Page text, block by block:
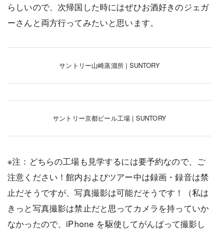
らしいので、次帰国した時にはぜひお酒好きのジェガ
ーさんと両方行ってみたいと思います。
サントリー山崎蒸溜所 | SUNTORY
サントリー京都ビール工場 | SUNTORY
※注：どちらの工場も見学するには要予約なので、ご
注意ください！館内およびツアー中は録画・録音は禁
止だそうですが、写真撮影は可能だそうです！（私は
きっと写真撮影は禁止だと思ってカメラを持っていか
なかったので、iPhone を駆使してがんばって撮影し